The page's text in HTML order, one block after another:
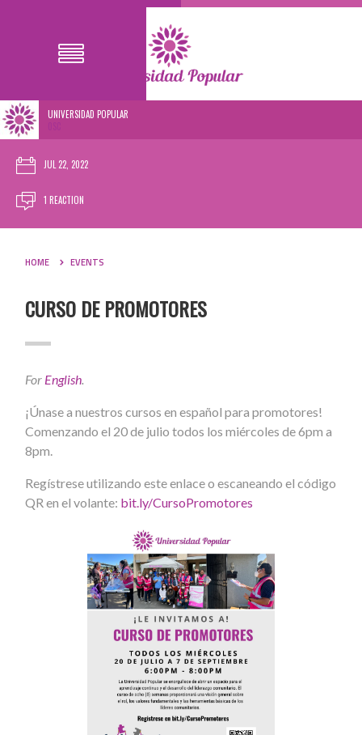
UNIVERSIDAD POPULAR
JUL 22, 2022
1 REACTION
HOME EVENTS
CURSO DE PROMOTORES
For English.
¡Únase a nuestros cursos en español para promotores!
Comenzando el 20 de julio todos los miércoles de 6pm a
8pm.
Regístrese utilizando este enlace o escaneando el código
QR en el volante: bit.ly/CursoPromotores